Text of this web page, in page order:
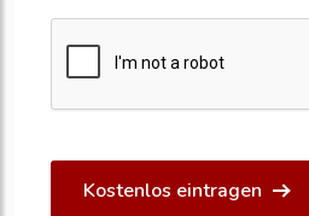
Kostenlos eintragen